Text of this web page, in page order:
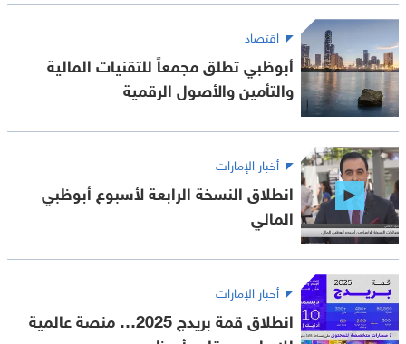
اقتصاد
أبوظبي تطلق مجمعاً للتقنيات المالية
والتأمين والأصول الرقمية
أخبار الإمارات
انطلاق النسخة الرابعة لأسبوع أبوظبي
المالي
أخبار الإمارات
انطلاق قمة بريدج 2025… منصة عالمية